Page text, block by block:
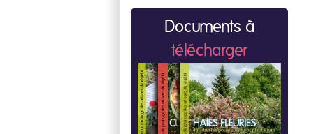
Documents à
télécharger